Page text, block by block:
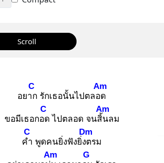
Scroll
อยาก
C
รักเธอนั้นไปตลอด
Am
ขอมีเธอกอด
C
ไปตลอด จนสิ้น
Am
ลม
คำ
C
พูดคนยิ่งฟังยิ่งต
Dm
รม
Am
G